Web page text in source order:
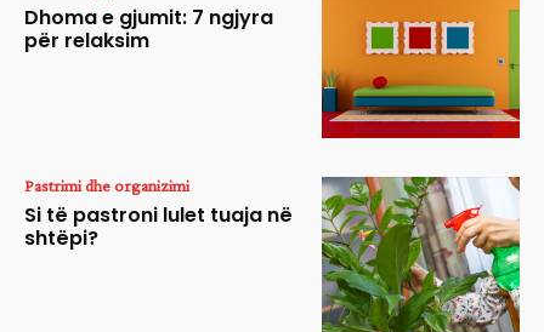
Dhoma e gjumit: 7 ngjyra
për relaksim
Pastrimi dhe organizimi
Si të pastroni lulet tuaja në
shtëpi?